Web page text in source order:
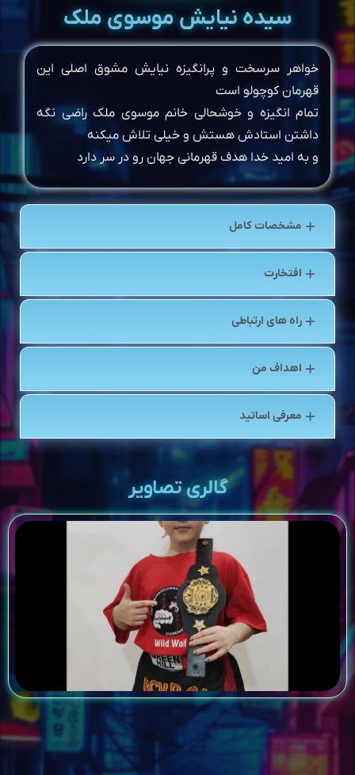
سیده نیایش موسوی ملک
خواهر سرسخت و پرانگیزه نیایش مشوق اصلی این
قهرمان کوچولو است
تمام انگیزه و خوشحالی خانم موسوی ملک راضی نگه
داشتن استادش هستش و خیلی تلاش میکنه
و به امید خدا هدف قهرمانی جهان رو در سر دارد
مشخصات کامل
افتخارت
راه های ارتباطی
اهداف من
معرفی اساتید
گالری تصاویر